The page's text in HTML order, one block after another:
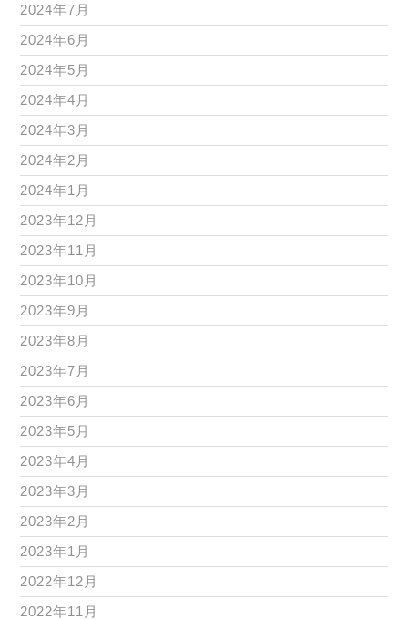
2024年7月
2024年6月
2024年5月
2024年4月
2024年3月
2024年2月
2024年1月
2023年12月
2023年11月
2023年10月
2023年9月
2023年8月
2023年7月
2023年6月
2023年5月
2023年4月
2023年3月
2023年2月
2023年1月
2022年12月
2022年11月